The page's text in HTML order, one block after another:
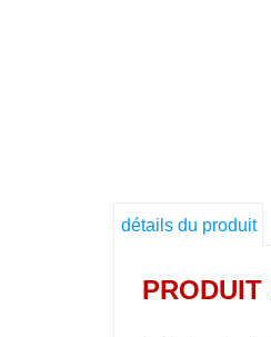
détails du produit
PRODUIT